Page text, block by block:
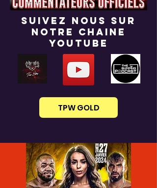
suivez nous sur
notre chaine
youtube
TPW GOLD